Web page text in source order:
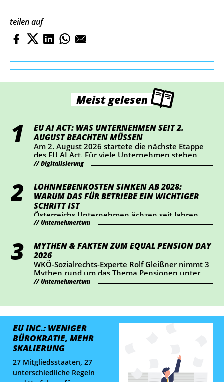
teilen auf
Meist gelesen
EU AI ACT: WAS UNTERNEHMEN SEIT 2.
AUGUST BEACHTEN MÜSSEN
Am 2. August 2026 startete die nächste Etappe
des EU AI Act. Für viele Unternehmen stehen
dabei vor allem Transparenz und Kennzeichnung
sollte jetzt prüfen, ob Handlungsbedarf besteht.
Digitalisierung
LOHNNEBENKOSTEN SINKEN AB 2028:
WARUM DAS FÜR BETRIEBE EIN WICHTIGER
SCHRITT IST
Österreichs Unternehmen ächzen seit Jahren
unter hohen Lohnnebenkosten. Die
Prozentpunkt ab 2028 durchgesetzt – das
bedeutet eine Entlastung von rund 2 Mrd. Euro
für Österreichs Betriebe. Wir haben
nachgerechnet, wie sich das konkret auswirkt.
Unternehmertum
MYTHEN & FAKTEN ZUM EQUAL PENSION DAY
2026
WKÖ-Sozialrechts-Experte Rolf Gleißner nimmt 3
Mythen rund um das Thema Pensionen unter
die Lupe und liefert Fakten.
Unternehmertum
EU INC.: WENIGER
BÜROKRATIE, MEHR
SKALIERUNG
27 Mitgliedsstaaten, 27
unterschiedliche Regeln